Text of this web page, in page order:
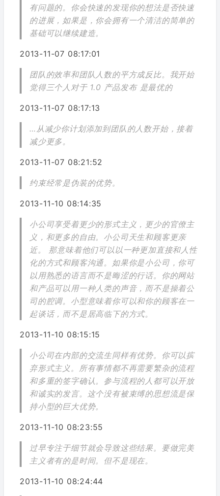
有问题的。你会快速的发现你的想法是否快速
的进展，如果是，你会拥有一个清洁的简单的
基础可以继续建造。
2013-11-07 08:17:01
团队的效率和团队人数的平方成反比。我开始
觉得三个人对于 1.0 产品发布 是最优的
2013-11-07 08:17:13
…从减少你计划添加到团队的人数开始，接着
减少更多。
2013-11-07 08:21:52
约束经常是伪装的优势。
2013-11-10 08:14:35
小公司享受着更少的形式主义，更少的官僚主
义，和更多的自由。小公司天生和顾客更亲
近。 那意味着他们可以以一种更加直接和人性
化的方式和顾客沟通。如果你是小公司，你可
以用熟悉的语言而不是晦涩的行话。你的网站
和产品可以用一种人类的声音，而不是操着公
司的腔调。小型意味着你可以和你的顾客在一
起谈话，而不是居高临下的方式。
2013-11-10 08:15:15
小公司在内部的交流生同样有优势。你可以摈
弃形式主义。所有事情都不再需要繁杂的流程
和多重的签字确认。参与流程的人都可以开放
和诚实的发言。这个没有被束缚的思想流是保
持小型的巨大优势。
2013-11-10 08:23:55
过早专注于细节就会导致这些结果。要做完美
主义者有的是时间。但不是现在。
2013-11-10 08:24:44